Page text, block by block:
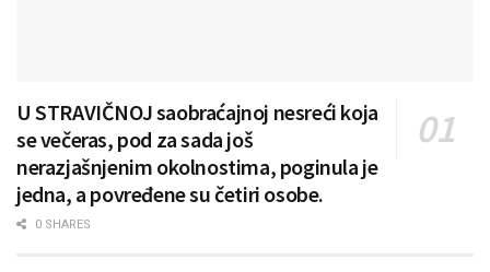
U STRAVIČNOJ saobraćajnoj nesreći koja
se večeras, pod za sada još
nerazjašnjenim okolnostima, poginula je
jedna, a povređene su četiri osobe.
0 SHARES